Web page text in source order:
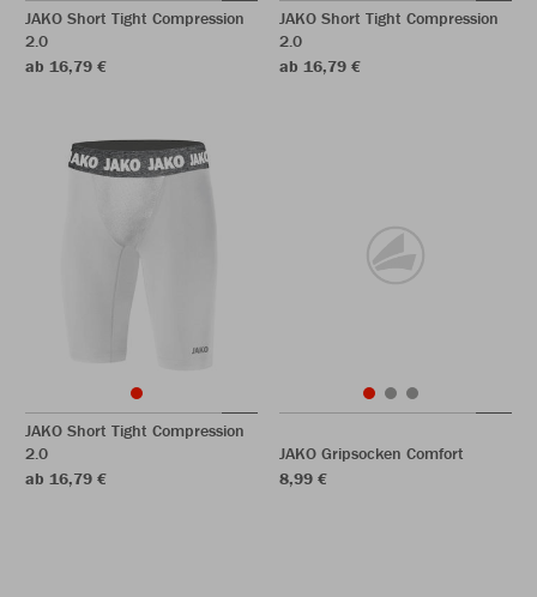
JAKO Short Tight Compression
2.0
ab 16,79 €
JAKO Short Tight Compression
2.0
ab 16,79 €
JAKO Short Tight Compression
2.0
ab 16,79 €
JAKO Gripsocken Comfort
8,99 €